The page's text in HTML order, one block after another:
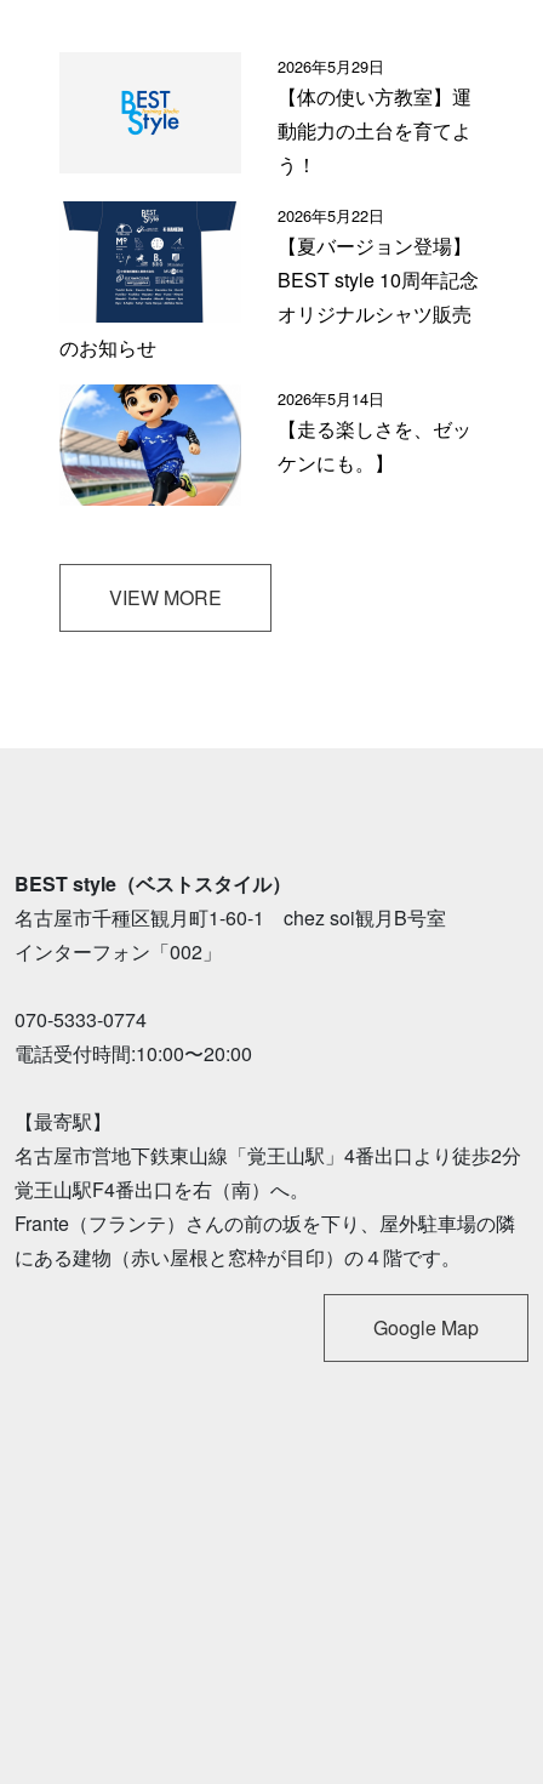
2026年5月29日
【体の使い方教室】運
動能力の土台を育てよ
う！
2026年5月22日
【夏バージョン登場】
BEST style 10周年記念
オリジナルシャツ販売
のお知らせ
2026年5月14日
【走る楽しさを、ゼッ
ケンにも。】
VIEW MORE
BEST style（ベストスタイル）
名古屋市千種区観月町1-60-1 chez soi観月B号室
インターフォン「002」
070-5333-0774
電話受付時間:10:00〜20:00
【最寄駅】
名古屋市営地下鉄東山線「覚王山駅」4番出口より徒歩2分
覚王山駅F4番出口を右（南）へ。
Frante（フランテ）さんの前の坂を下り、屋外駐車場の隣
にある建物（赤い屋根と窓枠が目印）の４階です。
Google Map